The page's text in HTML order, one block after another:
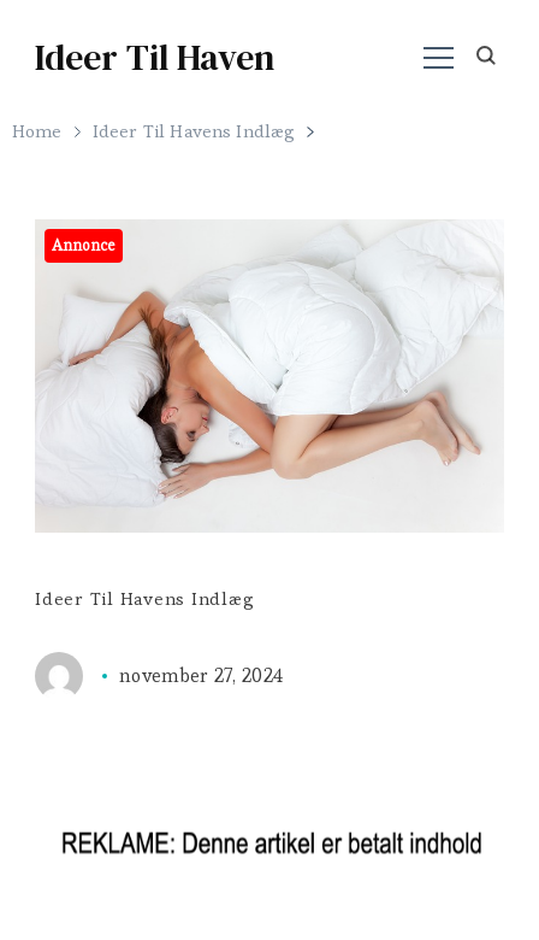
Ideer Til Haven
Home Ideer Til Havens Indlæg
Annonce
Ideer Til Havens Indlæg
november 27, 2024